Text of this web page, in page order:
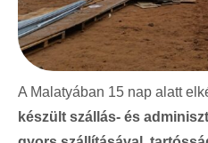
A Malatyában 15 nap alatt
készült szállás- és